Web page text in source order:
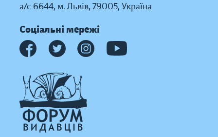
а/с 6644, м. Львів, 79005, Україна
Соціальні мережі